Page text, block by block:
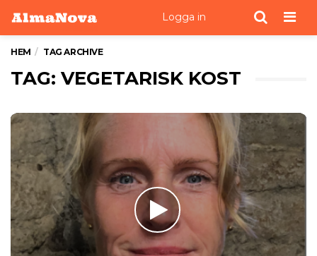
Logga in
HEM TAG ARCHIVE
TAG: VEGETARISK KOST